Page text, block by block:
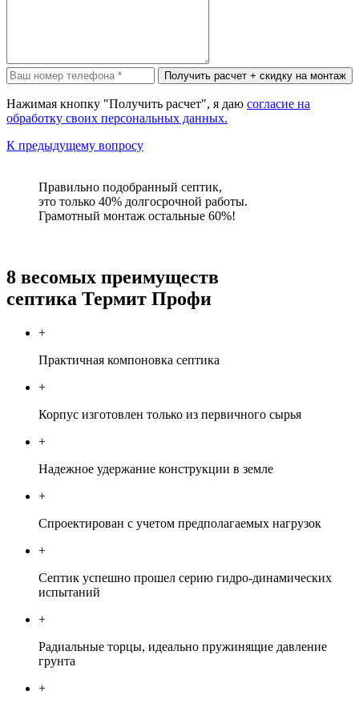
Нажимая кнопку "Получить расчет", я даю согласие на
обработку своих персональных данных.
К предыдущему вопросу
Правильно подобранный септик,
это только 40% долгосрочной работы.
Грамотный монтаж остальные 60%!
8 весомых преимуществ
септика Термит Профи
+
Практичная компоновка септика
+
Корпус изготовлен только из первичного сырья
+
Надежное удержание конструкции в земле
+
Спроектирован с учетом предполагаемых нагрузок
+
Септик успешно прошел серию гидро-динамических
испытаний
+
Радиальные торцы, идеально пружинящие давление
грунта
+